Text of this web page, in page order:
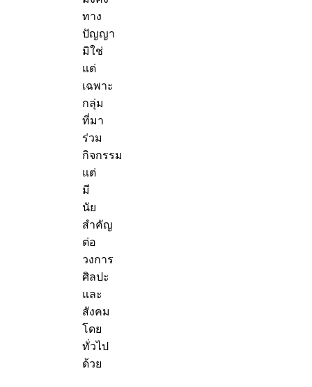
ทาง
ปัญญา
มิใช่
แต่
เฉพาะ
กลุ่ม
ที่มา
ร่วม
กิจกรรม
แต่
มี
นัย
สำคัญ
ต่อ
วงการ
ศิลปะ
และ
สังคม
โดย
ทั่วไป
ด้วย